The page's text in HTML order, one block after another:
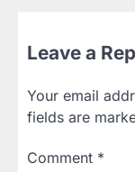
Leave a
Your email
fields are
Comment *